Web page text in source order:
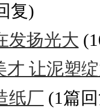
复)
发扬光大
才 让泥塑
纸厂 (1篇